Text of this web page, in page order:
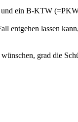
ein B-KTW
entgehen lassen
grad die